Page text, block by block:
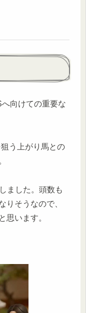
向けての重要な
う上がり馬との
ました。頭数も
りそうなので、
思います。